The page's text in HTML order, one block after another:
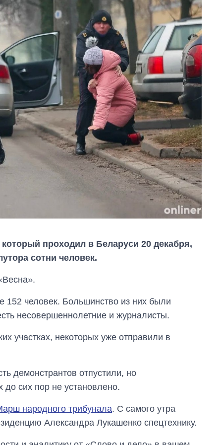
который проходил в Беларуси 20 декабря,
сотни человек.
152 человек. Большинство из них были
несовершеннолетние и журналисты.
участках, некоторых уже отправили в
демонстрантов отпустили, но
сих пор не установлено.
народного трибунала. С самого утра
Александра Лукашенко спецтехнику.
как вырос спрос
на чипы за